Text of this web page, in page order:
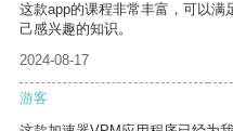
这款app的课程非常丰富，可以满
己感兴趣的知识。
2024-08-17
游客